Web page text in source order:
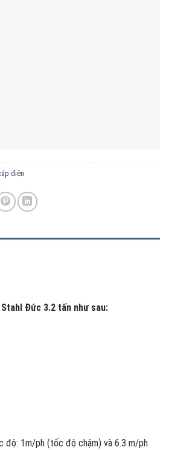
điện
Đức 3.2 tấn như sau:
độ: 1m/ph (tốc độ chậm) và 6.3 m/ph